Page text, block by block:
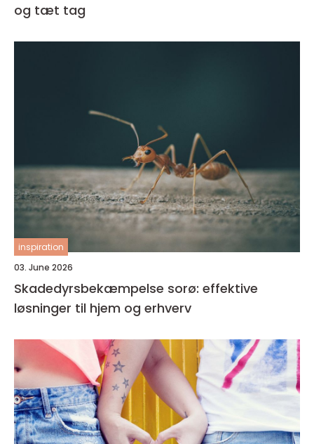
og tæt tag
inspiration
03. June 2026
Skadedyrsbekæmpelse sorø: effektive
løsninger til hjem og erhverv